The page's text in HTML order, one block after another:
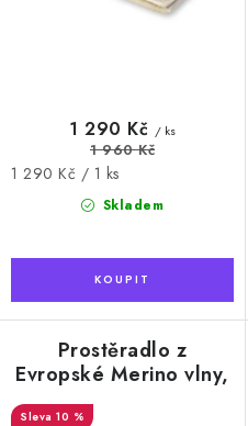
Skladem
1 290 Kč / ks
1 960 Kč
Měrná
1 290 Kč / 1 ks
Prostěradlo z
Evropské Merino vlny,
s podšitím 90x200 cm
10 %